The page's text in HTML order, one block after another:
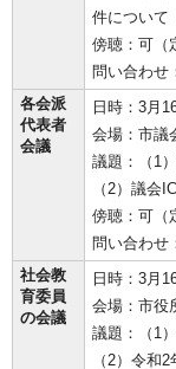
件について
傍聴：可（
問い合わせ
各会派
代表者
会議
日時：3月
会場：市議
議題：（1
（2）議会
傍聴：可（
問い合わせ
社会教
育委員
の会議
日時：3月
会場：市
議題：（1
（2）令和